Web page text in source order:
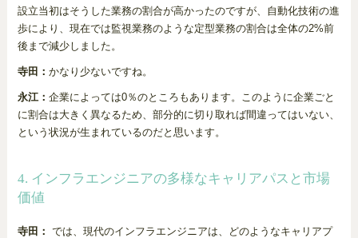
設立当初はそうした業務の割合が高かったのですが、自動化技術の進
歩により、現在では監視業務のような定型業務の割合は全体の2%前
後まで減少しました。
寺田： かなり少ないですね。
永江： 企業によっては0％のところもあります。このように企業ごと
に割合は大きく異なるため、部分的に切り取れば間違ってはいない、
という状況が生まれているのだと思います。
4. インフラエンジニアの多様なキャリアパスと市場
価値
寺田： では、現代のインフラエンジニアは、どのようなキャリアプ